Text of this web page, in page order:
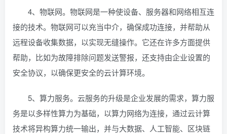
4、物联网。物联网是一种使设备、服务器和网络相互连
接的技术。物联网可以充当中介，确保成功连接，并帮助从
远程设备收集数据，以实现无缝操作。它还在许多方面提供
帮助，比如为故障排除问题发送警报，还支持由企业设置的
安全协议，以确保更安全的云计算环境。
5、算力服务。云服务的升级是企业发展的需求，算力服
务是以多样性算力为基础，以算力网络为连接，通过云计算
技术将异构算力统一输出，并与大数据、人工智能、区块链